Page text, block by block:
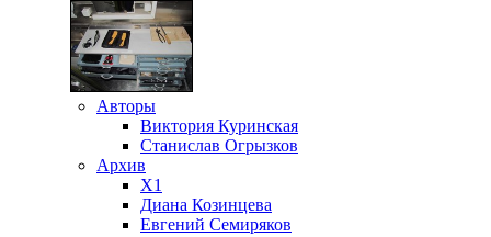
Авторы
Виктория Куринская
Станислав Огрызков
Архив
X1
Диана Козинцева
Евгений Семиряков